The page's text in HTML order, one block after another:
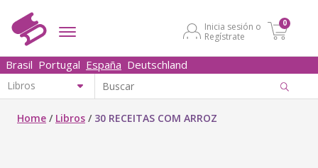
Inicia sesión o
Regístrate
0
Brasil Portugal España Deutschland
Home / Libros / 30 RECEITAS COM ARROZ